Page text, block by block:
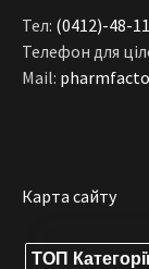
Тел: (0412)-48-
Телефон для
Mail:
Карта сайту
ТОП